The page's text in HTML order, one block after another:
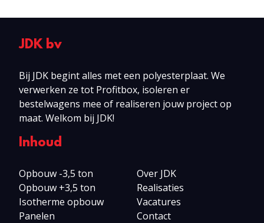
JDK bv
Bij JDK begint alles met een polyesterplaat. We
verwerken ze tot Profitbox, isoleren er
bestelwagens mee of realiseren jouw project op
maat. Welkom bij JDK!
Inhoud
Opbouw -3,5 ton
Opbouw +3,5 ton
Isotherme opbouw
Panelen
Over JDK
Realisaties
Vacatures
Contact